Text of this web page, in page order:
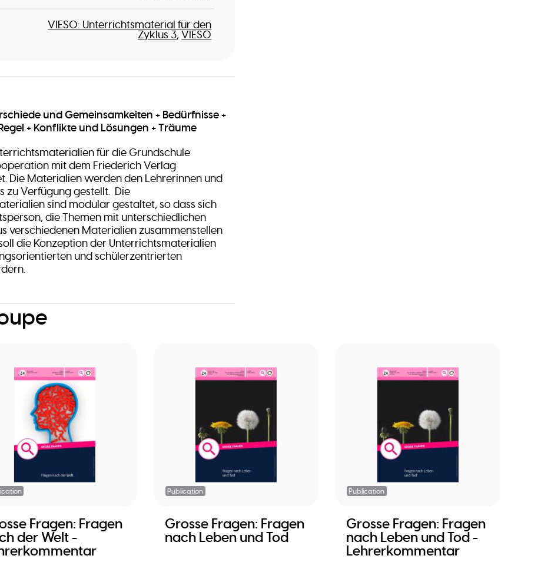
VIESO: Unterrichtsmaterial für den
Zyklus 3 VIESO
und Gemeinsamkeiten + Bedürfnisse +
+ Konflikte und Lösungen + Träume
für die Grundschule
mit dem Friederich Verlag
Die Materialien werden den Lehrerinnen und
zu Verfügung gestellt. Die
sind modular gestaltet, so dass sich
die Themen mit unterschiedlichen
verschiedenen Materialien zusammenstellen
die Konzeption der Unterrichtsmaterialien
und schülerzentrierten
Fragen: Fragen
der Welt -
Publication
Grosse Fragen: Fragen
nach Leben und Tod
Publication
Grosse Fragen: Fragen
nach Leben und Tod -
Lehrerkommentar